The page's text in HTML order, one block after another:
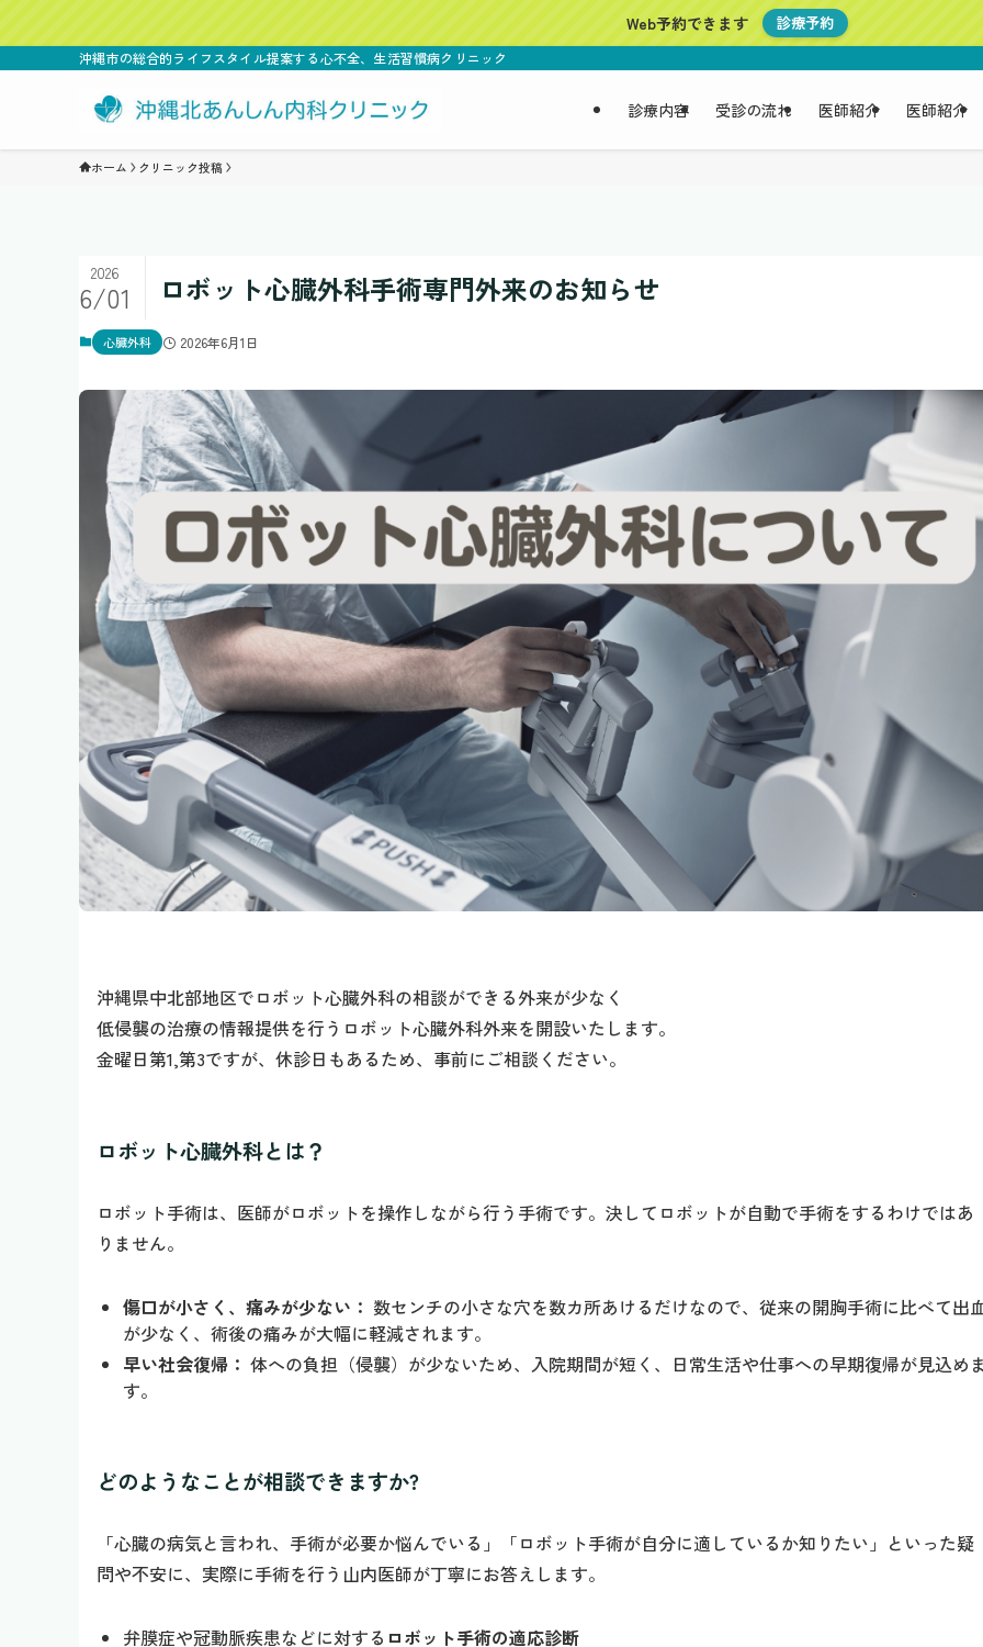
Web予約できます 診療予約
沖縄市の総合的ライフスタイル提案する心不全、生活習慣病クリニック
診療内容 受診の流れ 医師紹介 医師紹介
ホーム クリニック投稿
ロボット心臓外科手術専門外来のお知らせ
2026
6/01
心臓外科 2026年6月1日
沖縄県中北部地区でロボット心臓外科の相談ができる外来が少なく
低侵襲の治療の情報提供を行うロボット心臓外科外来を開設いたします。
金曜日第1,第3ですが、休診日もあるため、事前にご相談ください。
ロボット心臓外科とは？
ロボット手術は、医師がロボットを操作しながら行う手術です。決してロボットが自動で手術をするわけではあ
りません。
傷口が小さく、痛みが少ない： 数センチの小さな穴を数カ所あけるだけなので、従来の開胸手術に比べて出
が少なく、術後の痛みが大幅に軽減されます。
早い社会復帰： 体への負担（侵襲）が少ないため、入院期間が短く、日常生活や仕事への早期復帰が見込め
す。
どのようなことが相談できますか?
「心臓の病気と言われ、手術が必要か悩んでいる」「ロボット手術が自分に適しているか知りたい」といった疑
問や不安に、実際に手術を行う山内医師が丁寧にお答えします。
弁膜症や冠動脈疾患などに対する ロボット手術の適応診断